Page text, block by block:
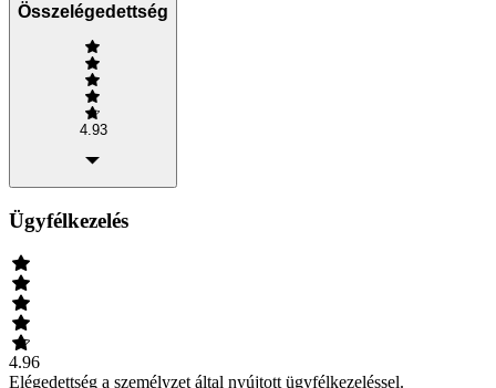
Összelégedettség
4.93
Ügyfélkezelés
4.96
Elégedettség a személyzet által nyújtott ügyfélkezeléssel.